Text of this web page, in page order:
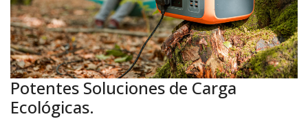
Potentes Soluciones de Carga
Ecológicas.